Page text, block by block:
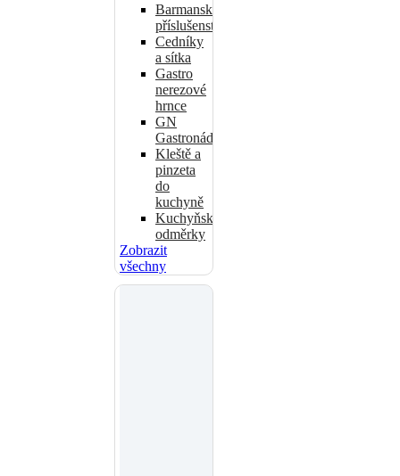
Barmanské
příslušenství
Cedníky
a sítka
Gastro
nerezové
hrnce
GN
Gastronádoby
Kleště a
pinzeta
do
kuchyně
Kuchyňské
odměrky
Zobrazit
všechny